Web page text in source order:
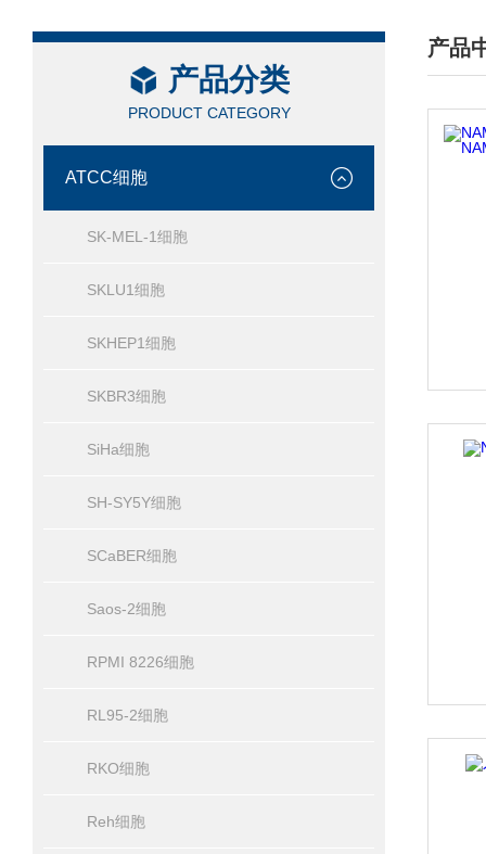
产品分类
PRODUCT CATEGORY
ATCC细胞
SK-MEL-1细胞
SKLU1细胞
SKHEP1细胞
SKBR3细胞
SiHa细胞
SH-SY5Y细胞
SCaBER细胞
Saos-2细胞
RPMI 8226细胞
RL95-2细胞
RKO细胞
Reh细胞
产品
/